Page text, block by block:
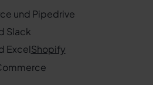
und Pipedrive
Slack
ExcelShopify